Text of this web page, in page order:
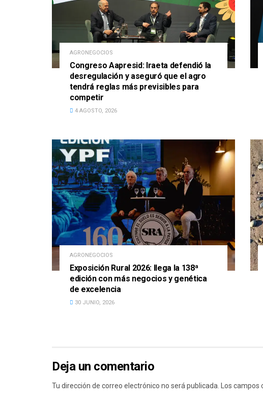
AGRONEGOCIOS
Congreso Aapresid: Iraeta defendió la
desregulación y aseguró que el agro
tendrá reglas más previsibles para
competir
4 AGOSTO, 2026
AGRONEGOCIOS
Exposición Rural 2026: llega la 138ª
edición con más negocios y genética
de excelencia
30 JUNIO, 2026
Deja un comentario
Tu dirección de correo electrónico no será publicada. Los